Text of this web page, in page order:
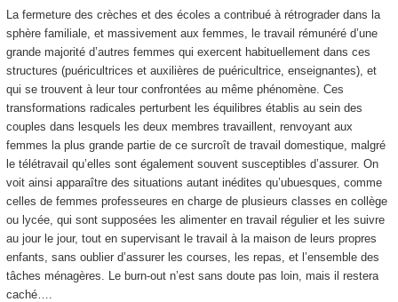
La fermeture des crèches et des écoles a contribué à rétrograder dans la
sphère familiale, et massivement aux femmes, le travail rémunéré d’une
grande majorité d’autres femmes qui exercent habituellement dans ces
structures (puéricultrices et auxilières de puéricultrice, enseignantes), et
qui se trouvent à leur tour confrontées au même phénomène. Ces
transformations radicales perturbent les équilibres établis au sein des
couples dans lesquels les deux membres travaillent, renvoyant aux
femmes la plus grande partie de ce surcroît de travail domestique, malgré
le télétravail qu’elles sont également souvent susceptibles d’assurer. On
voit ainsi apparaître des situations autant inédites qu’ubuesques, comme
celles de femmes professeures en charge de plusieurs classes en collège
ou lycée, qui sont supposées les alimenter en travail régulier et les suivre
au jour le jour, tout en supervisant le travail à la maison de leurs propres
enfants, sans oublier d’assurer les courses, les repas, et l’ensemble des
tâches ménagères. Le burn-out n’est sans doute pas loin, mais il restera
caché….